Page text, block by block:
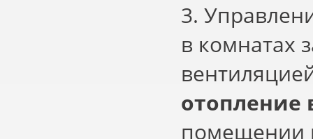
3.
в комнатах
отопление
помещении